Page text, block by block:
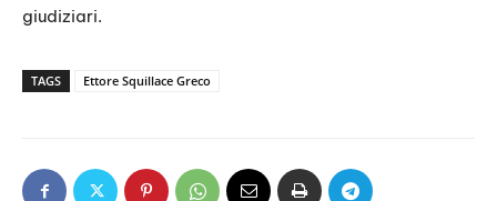
giudiziari.
TAGS Ettore Squillace Greco